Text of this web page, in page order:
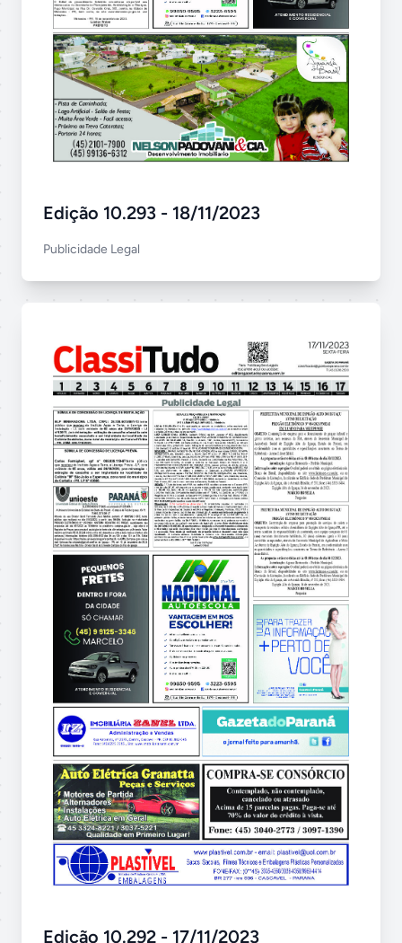
Edição 10.293 - 18/11/2023
Publicidade Legal
Edição 10.292 - 17/11/2023